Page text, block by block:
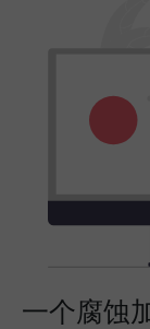
一个腐蚀